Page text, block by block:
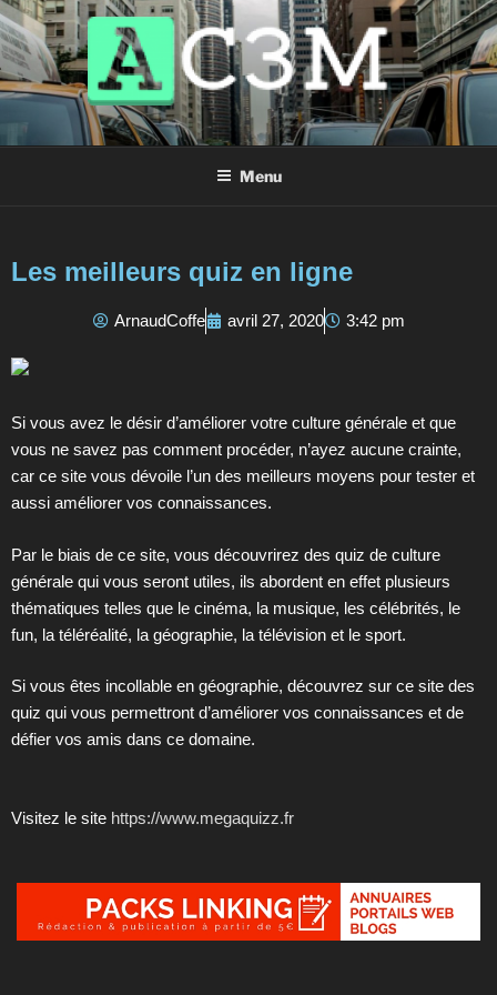
AC3M
Annuaire des meilleurs sites à visiter !
Menu
Les meilleurs quiz en ligne
ArnaudCoffe avril 27, 2020 3:42 pm
Si vous avez le désir d’améliorer votre culture générale et que
vous ne savez pas comment procéder, n’ayez aucune crainte,
car ce site vous dévoile l’un des meilleurs moyens pour tester et
aussi améliorer vos connaissances.
Par le biais de ce site, vous découvrirez des quiz de culture
générale qui vous seront utiles, ils abordent en effet plusieurs
thématiques telles que le cinéma, la musique, les célébrités, le
fun, la téléréalité, la géographie, la télévision et le sport.
Si vous êtes incollable en géographie, découvrez sur ce site des
quiz qui vous permettront d’améliorer vos connaissances et de
défier vos amis dans ce domaine.
Visitez le site https://www.megaquizz.fr